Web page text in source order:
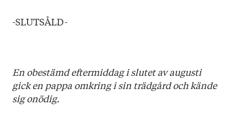
Titel: Pappan och havet - jubileumsutgåva
Omslag: James Zambra
-SLUTSÅLD-
En obestämd eftermiddag i slutet av augusti
gick en pappa omkring i sin trädgård och kände
sig onödig.